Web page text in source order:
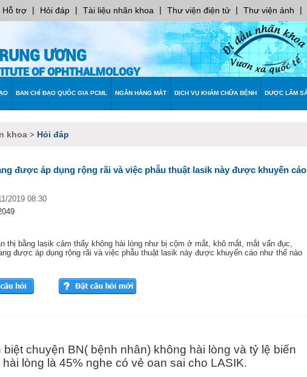
Hỗ trợ | Hỏi đáp | Tài liệu nhãn khoa | Thư viện điện tử | Thư viện ảnh |
ƯƠNG
OF OPHTHALMOLOGY
BAN CHỈ ĐẠO QUỐC GIA PCML NGÂN HÀNG MẮT DỊCH VỤ KHÁM CHỮA BỆNH DƯỢC LÂM
khoa > Hỏi đáp
được áp dụng rộng rãi và việc phẫu thuật lasik này được khuyến cáo
2019 08:30
thị bằng lasik cảm thấy không hài lòng như bị cộm ở mắt, khô mắt, mắt vẩn đục,
được áp dụng rộng rãi và việc phẫu thuật lasik này được khuyến cáo như thế nào
chuyện BN( bệnh nhân) không hài lòng và tỷ lệ biến
lòng là 45% nghe có vẻ oan sai cho LASIK.